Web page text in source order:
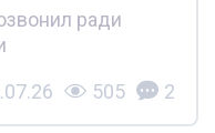
ради
505 2